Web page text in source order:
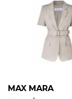
MAX MARA